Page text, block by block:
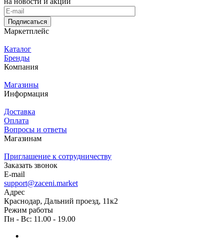
Подписаться
Маркетплейс
Каталог
Бренды
Компания
Магазины
Информация
Доставка
Оплата
Вопросы и ответы
Магазинам
Приглашение к сотрудничеству
Заказать звонок
E-mail
support@zaceni.market
Адрес
Краснодар, Дальний проезд, 11к2
Режим работы
Пн - Вс: 11.00 - 19.00